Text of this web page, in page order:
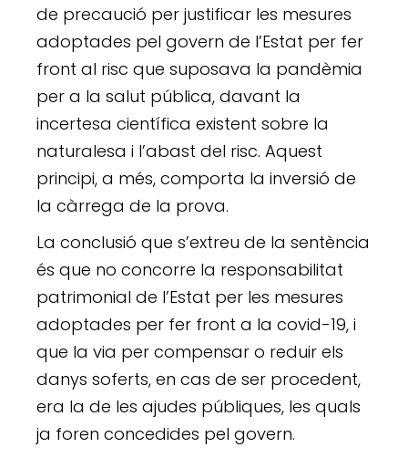
de precaució per justificar les mesures
adoptades pel govern de l’Estat per fer
front al risc que suposava la pandèmia
per a la salut pública, davant la
incertesa científica existent sobre la
naturalesa i l’abast del risc. Aquest
principi, a més, comporta la inversió de
la càrrega de la prova.
La conclusió que s’extreu de la sentència
és que no concorre la responsabilitat
patrimonial de l’Estat per les mesures
adoptades per fer front a la covid-19, i
que la via per compensar o reduir els
danys soferts, en cas de ser procedent,
era la de les ajudes públiques, les quals
ja foren concedides pel govern.